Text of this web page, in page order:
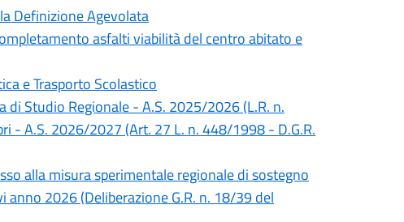
Definizione Agevolata
asfalti viabilità del centro abitato e
e Trasporto Scolastico
Studio Regionale - A.S. 2025/2026 (L.R. n.
- A.S. 2026/2027 (Art. 27 L. n. 448/1998 - D.G.R.
alla misura sperimentale regionale di sostegno
2026 (Deliberazione G.R. n. 18/39 del